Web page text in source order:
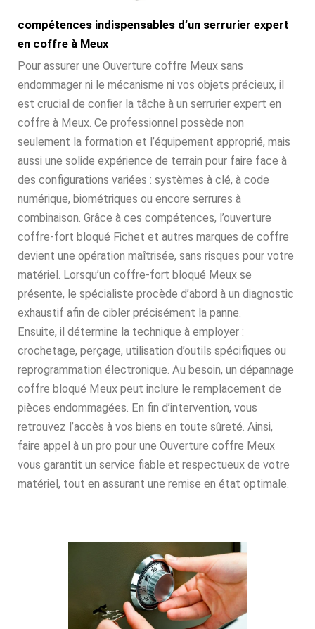
compétences indispensables d’un serrurier expert
en coffre à Meux
Pour assurer une Ouverture coffre Meux sans
endommager ni le mécanisme ni vos objets précieux, il
est crucial de confier la tâche à un serrurier expert en
coffre à Meux. Ce professionnel possède non
seulement la formation et l’équipement approprié, mais
aussi une solide expérience de terrain pour faire face à
des configurations variées : systèmes à clé, à code
numérique, biométriques ou encore serrures à
combinaison. Grâce à ces compétences, l’ouverture
coffre-fort bloqué Fichet et autres marques de coffre
devient une opération maîtrisée, sans risques pour votre
matériel. Lorsqu’un coffre-fort bloqué Meux se
présente, le spécialiste procède d’abord à un diagnostic
exhaustif afin de cibler précisément la panne.
Ensuite, il détermine la technique à employer :
crochetage, perçage, utilisation d’outils spécifiques ou
reprogrammation électronique. Au besoin, un dépannage
coffre bloqué Meux peut inclure le remplacement de
pièces endommagées. En fin d’intervention, vous
retrouvez l’accès à vos biens en toute sûreté. Ainsi,
faire appel à un pro pour une Ouverture coffre Meux
vous garantit un service fiable et respectueux de votre
matériel, tout en assurant une remise en état optimale.